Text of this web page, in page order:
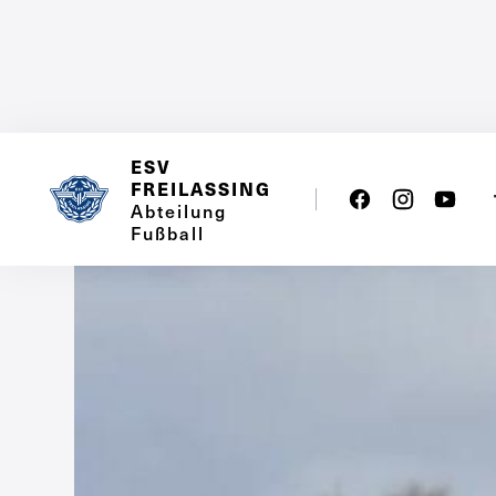
ESV
FREILASSING
Abteilung
Fußball